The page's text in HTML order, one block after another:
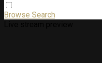
Browse Search